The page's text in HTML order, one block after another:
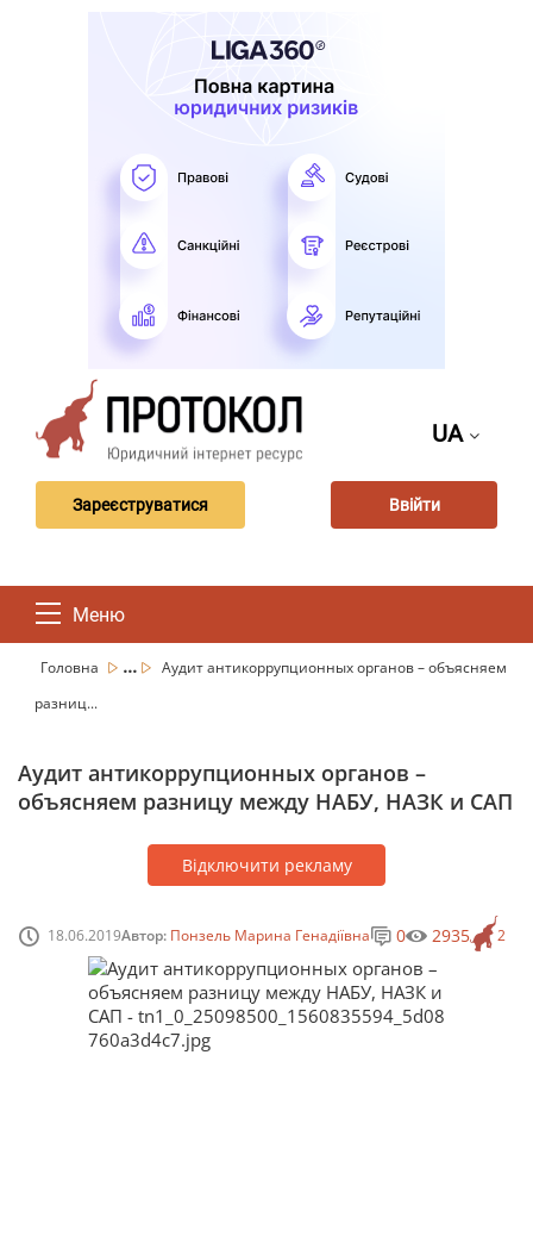
UA
Зареєструватися Ввійти
Меню
Головна ...
Аудит антикоррупционных органов – объясняем
разниц...
Аудит антикоррупционных органов –
объясняем разницу между НАБУ, НАЗК и САП
Відключити рекламу
18.06.2019Автор: Понзель Марина Генадіївна 2
0 2935